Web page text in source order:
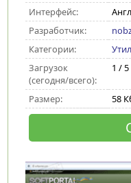
Интерфейс:
Разработчик:
Категории:
Загрузок
(сегодня/всего):
1 /
Размер: 58